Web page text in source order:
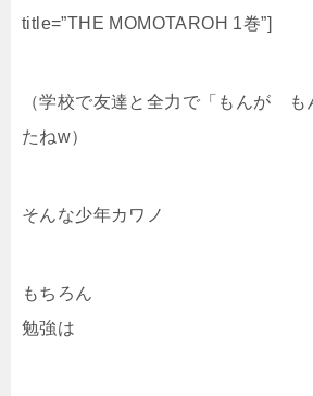
title=”THE MOMOTAROH 1巻”]
（学校で友達と全力で「もんが も
たねw）
そんな少年カワノ
もちろん
勉強は